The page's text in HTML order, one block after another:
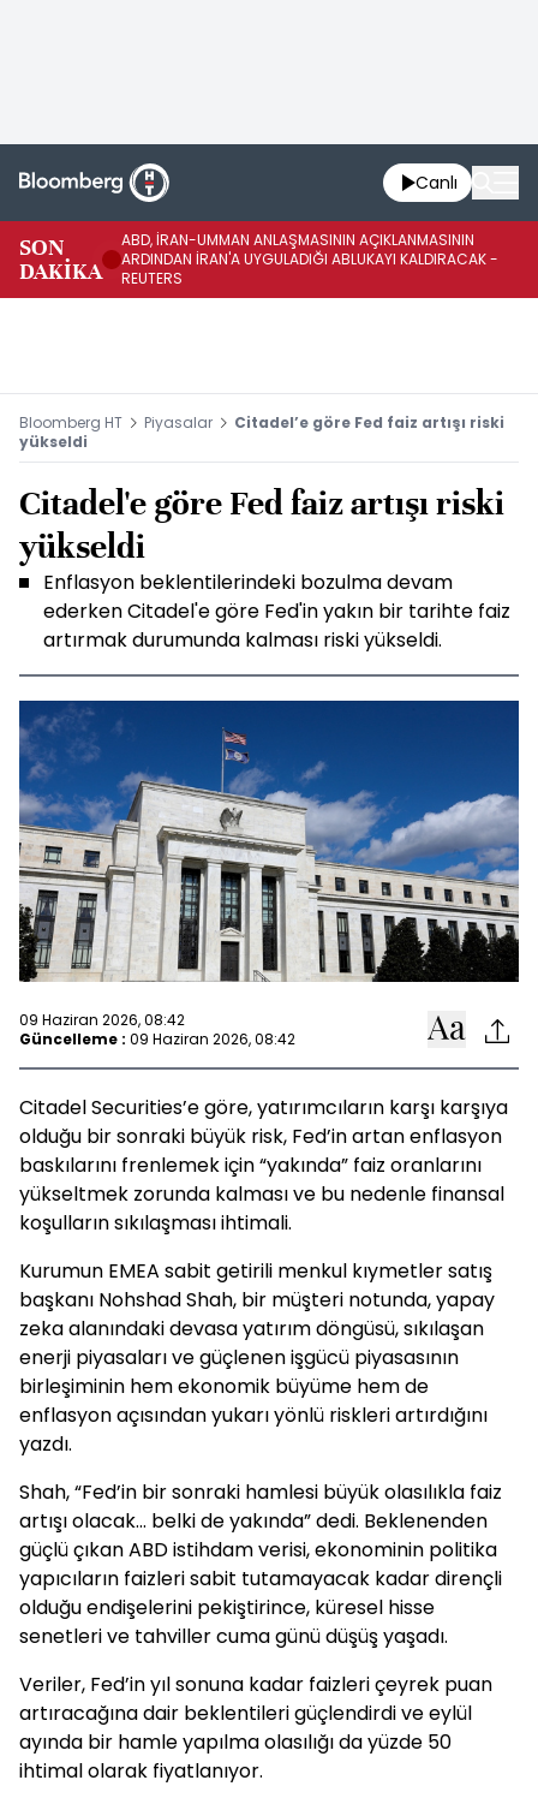
Canlı
SON
DAKİKA
ABD, İRAN-UMMAN ANLAŞMASININ AÇIKLANMASININ
ARDINDAN İRAN'A UYGULADIĞI ABLUKAYI KALDIRACAK -
REUTERS
Bloomberg HT Piyasalar
Citadel’e göre Fed faiz artışı riski
yükseldi
Citadel'e göre Fed faiz artışı riski
yükseldi
Enflasyon beklentilerindeki bozulma devam
ederken Citadel'e göre Fed'in yakın bir tarihte faiz
artırmak durumunda kalması riski yükseldi.
09 Haziran 2026, 08:42
Güncelleme : 09 Haziran 2026, 08:42
Citadel Securities’e göre, yatırımcıların karşı karşıya
olduğu bir sonraki büyük risk, Fed’in artan enflasyon
baskılarını frenlemek için “yakında” faiz oranlarını
yükseltmek zorunda kalması ve bu nedenle finansal
koşulların sıkılaşması ihtimali.
Kurumun EMEA sabit getirili menkul kıymetler satış
başkanı Nohshad Shah, bir müşteri notunda, yapay
zeka alanındaki devasa yatırım döngüsü, sıkılaşan
enerji piyasaları ve güçlenen işgücü piyasasının
birleşiminin hem ekonomik büyüme hem de
enflasyon açısından yukarı yönlü riskleri artırdığını
yazdı.
Shah, “Fed’in bir sonraki hamlesi büyük olasılıkla faiz
artışı olacak... belki de yakında” dedi. Beklenenden
güçlü çıkan ABD istihdam verisi, ekonominin politika
yapıcıların faizleri sabit tutamayacak kadar dirençli
olduğu endişelerini pekiştirince, küresel hisse
senetleri ve tahviller cuma günü düşüş yaşadı.
Veriler, Fed’in yıl sonuna kadar faizleri çeyrek puan
artıracağına dair beklentileri güçlendirdi ve eylül
ayında bir hamle yapılma olasılığı da yüzde 50
ihtimal olarak fiyatlanıyor.